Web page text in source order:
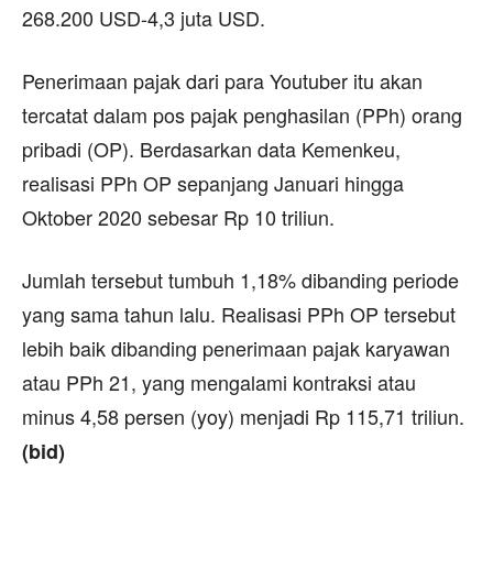
268.200 USD-4,3 juta USD.
Penerimaan pajak dari para Youtuber itu akan
tercatat dalam pos pajak penghasilan (PPh) orang
pribadi (OP). Berdasarkan data Kemenkeu,
realisasi PPh OP sepanjang Januari hingga
Oktober 2020 sebesar Rp 10 triliun.
Jumlah tersebut tumbuh 1,18% dibanding periode
yang sama tahun lalu. Realisasi PPh OP tersebut
lebih baik dibanding penerimaan pajak karyawan
atau PPh 21, yang mengalami kontraksi atau
minus 4,58 persen (yoy) menjadi Rp 115,71 triliun.
(bid)